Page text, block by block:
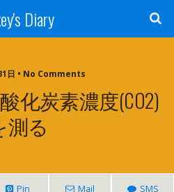
Diary
日 • No Comments
酸化炭素濃度(CO2)
測る
Pin Mail SMS